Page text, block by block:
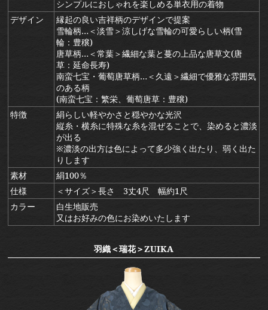
シンプルにおしゃれを楽しめる単衣用の着物
デザイン
縁起の良い吉祥柄のデザインで提案
雪輪柄…＜淡雪＞涼しげな雪輪の可愛らしい柄(雪
輪：豊穣)
唐草柄…＜常葉＞繊細な葉と蔓の上品な唐草文(唐
草：延命長寿)
南蛮七宝・葡萄唐草柄…＜久遠＞繊細で優雅な雰囲気
のある柄
(南蛮七宝：繁栄、葡萄唐草：豊穣)
特徴
絹らしい軽やかさと穏やかな光沢
縦糸・横糸に特殊な糸を混ぜることで、染めると濃淡
が出る
※濃淡の出方は色によって多少強く出たり、弱く出た
りします
素材
絹100％
仕様
＜サイズ＞長さ 3丈4尺 幅約1尺
カラー
白生地販売
又はお好みの色にお染めいたします
羽織＜瑞花＞ZUIKA